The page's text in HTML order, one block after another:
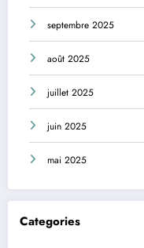
septembre 2025
août 2025
juillet 2025
juin 2025
mai 2025
Categories